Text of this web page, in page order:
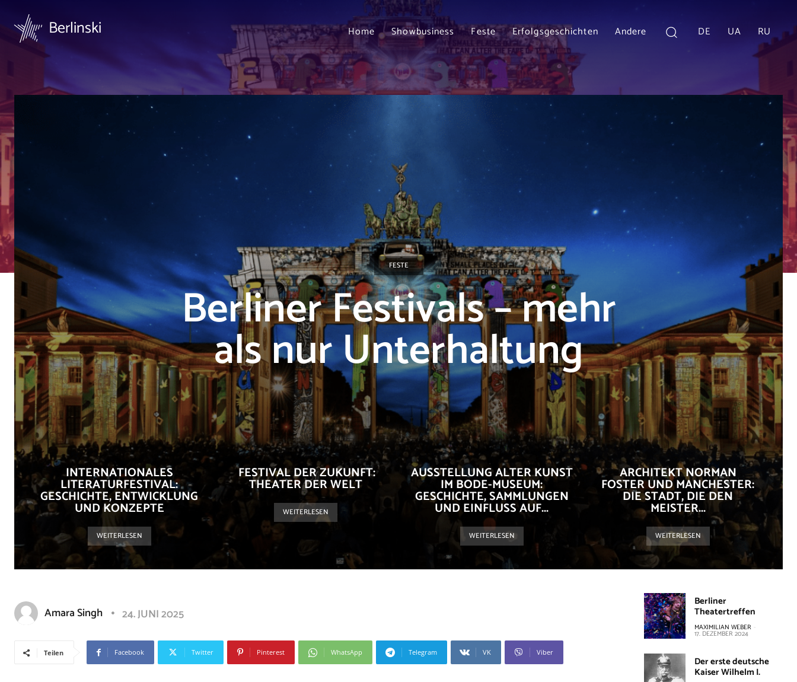
Berlinski Home Showbusiness Feste Erfolgsgeschichten Andere DE UA RU
FESTE
Berliner Festivals – mehr
als nur Unterhaltung
INTERNATIONALES
LITERATURFESTIVAL:
GESCHICHTE, ENTWICKLUNG
UND KONZEPTE
WEITERLESEN
FESTIVAL DER ZUKUNFT:
THEATER DER WELT
WEITERLESEN
AUSSTELLUNG ALTER KUNST
IM BODE-MUSEUM:
GESCHICHTE, SAMMLUNGEN
UND EINFLUSS AUF...
WEITERLESEN
ARCHITEKT NORMAN
FOSTER UND MANCHESTER:
DIE STADT, DIE DEN
MEISTER...
WEITERLESEN
Amara Singh 24. JUNI 2025
Teilen Facebook Twitter Pinterest WhatsApp Telegram VK Viber
Berliner
Theatertreffen
MAXIMILIAN WEBER
17. DEZEMBER 2024
Der erste deutsche
Kaiser Wilhelm I.